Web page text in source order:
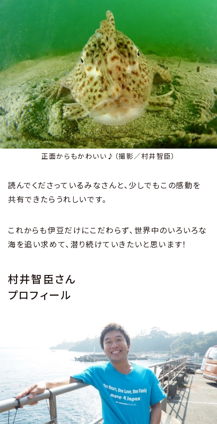
正面からもかわいい♪（撮影／村井智臣）
読んでくださっているみなさんと、少しでもこの感動を
共有できたらうれしいです。
これからも伊豆だけにこだわらず、世界中のいろいろな
海を追い求めて、潜り続けていきたいと思います！
村井智臣さん
プロフィール